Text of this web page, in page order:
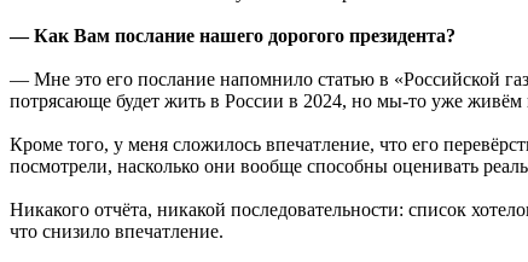
— Как Вам послание нашего дорогого президента?
— Мне это его послание напомнило статью в «Российской
потрясающе будет жить в России в 2024, но мы-то уже
Кроме того, у меня сложилось впечатление, что его
посмотрели, насколько они вообще способны оценивать
Никакого отчёта, никакой последовательности: список
что снизило впечатление.